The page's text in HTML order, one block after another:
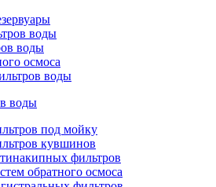
воды
воды
осмоса
воды
воды
под мойку
кувшинов
фильтров
обратного осмоса